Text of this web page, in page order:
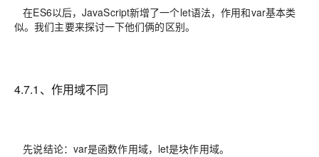
在ES6以后，JavaScript新增了一个let语法，作用和var基本类
似。我们主要来探讨一下他们俩的区别。
4.7.1、作用域不同
先说结论： var是函数作用域，let是块作用域。